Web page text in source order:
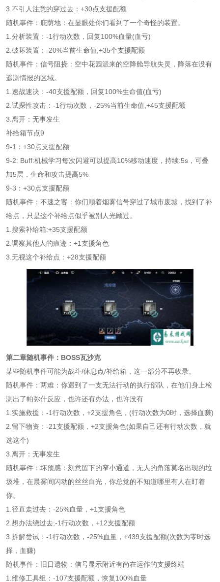
3.不引人注意的穿过去：+30点支援配额
随机事件：庇荫地：在显眼处你们看到了一个奇怪的装置。
1.分析装置：-1行动次数，回复100%血量(血亏)
2.破坏装置：-20%当前生命值,+35个支援配额
随机事件：信号阻挠：空中花园派来的空降舱导航失灵，降落在没有
遥测情报的区域。
1.速战速决：-40支援配额，回复100%生命值(血亏)
2.试探性攻击：-1行动次数，-25%当前生命值,+45支援配额
3.离开：无事发生
补给箱节点9
9-1：+30点支援配额
9-2: Buff:机械学习每次闪避可以提高10%移动速度，持续:5s，可叠
加5层，生命和攻击提高5%
9-3：+30点支援配额
随机事件：不速之客：你们顺着烟雾信号穿过了城市废墟，找到了补
给点，只是这个补给点似乎被别人光顾过。
1.搜索补给箱:+35支援配额
2.调察其他人的痕迹：+1支援角色
3.无视这个补给点：+28支援配额
第二章随机事件：BOSS瓦沙克
某些随机事件可能为战斗/休息点/补给箱，这一部分不再收录。
随机事件：两难：你遇到了一支无法行动的执行部队，在他们身上检
测出了帕弥什反应，也许还有办法，也许没有
1.实施救援：-1行动次数，+2支援角色，(行动次数为0时，选择血赚)
2.留下物资：-21支援配额，+2支援角色(如果自己还有行动次数，就
选这个)
3.离开：无事发生
随机事件：坏预感：刻意留下的窄小通道，无人的角落莫名出现的垃
圾堆，在晨雾间闪动的丝丝白光，你总觉的不知道哪里有人在盯着
你。
1.径直走过去：-25%血量，+1支援角色
2.想办法绕过去;-1行动次数，+12支援配额
3.拆解尝试：-1行动次数，-25%血量，+439支援配额(次数为零时选
择，血赚)
随机事件：旧日遗物：信号显示附近有尚在运作的支援终端
1.维修工具组：-107支援配额，恢复100%血量